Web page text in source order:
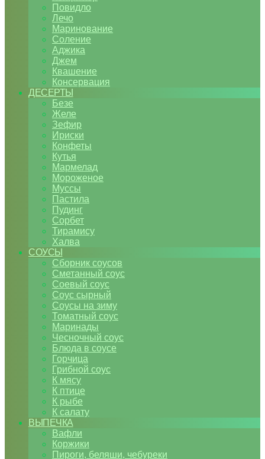
Повидло
Лечо
Маринование
Соление
Аджика
Джем
Квашение
Консервация
ДЕСЕРТЫ
Безе
Желе
Зефир
Ириски
Конфеты
Кутья
Мармелад
Мороженое
Муссы
Пастила
Пудинг
Сорбет
Тирамису
Халва
СОУСЫ
Сборник соусов
Сметанный соус
Соевый соус
Соус сырный
Соусы на зиму
Томатный соус
Маринады
Чесночный соус
Блюда в соусе
Горчица
Грибной соус
К мясу
К птице
К рыбе
К салату
ВЫПЕЧКА
Вафли
Коржики
Пироги, беляши, чебуреки